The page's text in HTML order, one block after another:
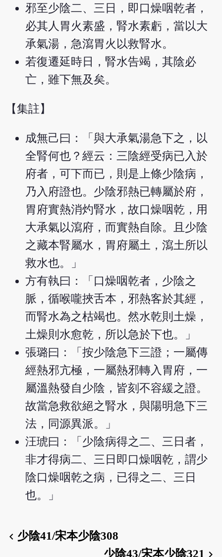
邪至少陰二、三日，即口燥咽乾者，
必其人胃火素盛，腎水素虧，當以大
承氣湯，急瀉胃火以救腎水。
若復遷延時日，腎水告竭，其陰必
亡，雖下無及矣。
【集註】
成無己曰：「與大承氣湯急下之，以
全腎何也？經云：三陰經受病已入於
府者，可下而已，則是上條少陰病，
乃入府證也。少陰邪熱已轉屬於府，
胃府實熱消灼腎水，故口燥咽乾，用
大承氣以瀉府，而實熱自除。且少陰
之藏本腎屬水，胃府屬土，瀉土所以
救水也。」
方有執曰：「口燥咽乾者，少陰之
脈，循喉嚨挾舌本，邪熱客於其經，
而腎水為之枯竭也。然水乾則土燥，
土燥則水愈乾，所以急於下也。」
張璐曰：「按少陰急下三證；一屬傳
經熱邪亢極，一屬熱邪轉入胃府，一
屬溫熱發自少陰，皆刻不容緩之證。
故當急救欲絕之腎水，與陽明急下三
法，同源異派。」
汪琥曰：「少陰病得之二、三日者，
非才得病二、三日即口燥咽乾，謂少
陰口燥咽乾之病，已得之二、三日
也。」
chevron_left少陰41/宋本少陰308
少陰43/宋本少陰321